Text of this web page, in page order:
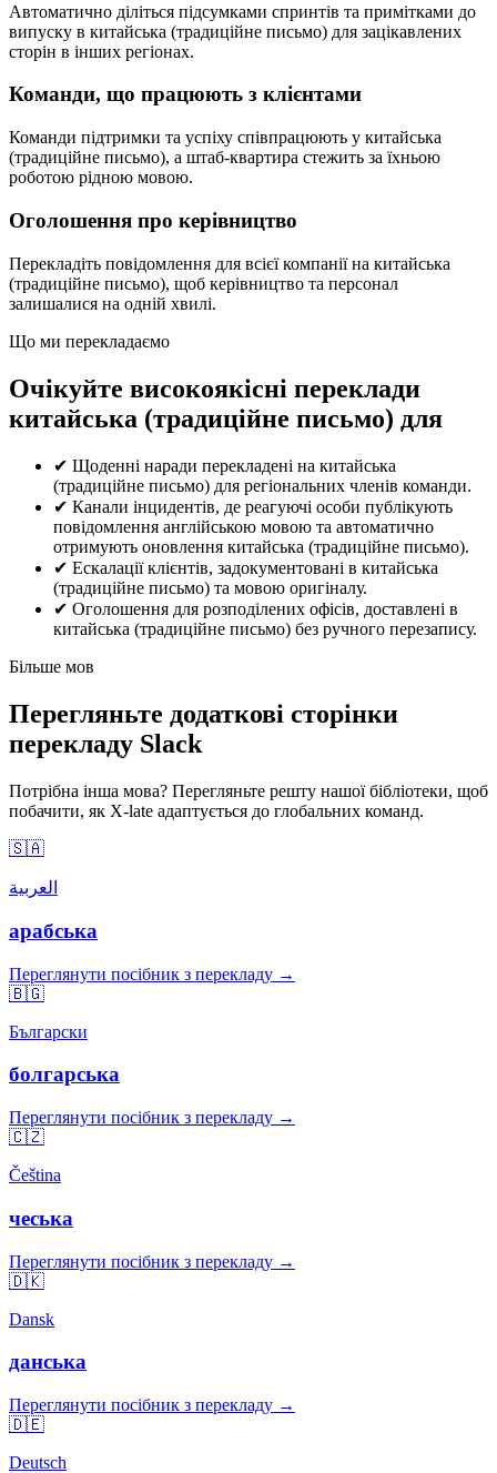
Автоматично діліться підсумками спринтів та примітками до
випуску в китайська (традиційне письмо) для зацікавлених
сторін в інших регіонах.
Команди, що працюють з клієнтами
Команди підтримки та успіху співпрацюють у китайська
(традиційне письмо), а штаб-квартира стежить за їхньою
роботою рідною мовою.
Оголошення про керівництво
Перекладіть повідомлення для всієї компанії на китайська
(традиційне письмо), щоб керівництво та персонал
залишалися на одній хвилі.
Що ми перекладаємо
Очікуйте високоякісні переклади
китайська (традиційне письмо) для
✔ Щоденні наради перекладені на китайська
(традиційне письмо) для регіональних членів команди.
✔ Канали інцидентів, де реагуючі особи публікують
повідомлення англійською мовою та автоматично
отримують оновлення китайська (традиційне письмо).
✔ Ескалації клієнтів, задокументовані в китайська
(традиційне письмо) та мовою оригіналу.
✔ Оголошення для розподілених офісів, доставлені в
китайська (традиційне письмо) без ручного перезапису.
Більше мов
Перегляньте додаткові сторінки
перекладу Slack
Потрібна інша мова? Перегляньте решту нашої бібліотеки, щоб
побачити, як X-late адаптується до глобальних команд.
🇸🇦
العربية
арабська
Переглянути посібник з перекладу →
🇧🇬
Български
болгарська
Переглянути посібник з перекладу →
🇨🇿
Čeština
чеська
Переглянути посібник з перекладу →
🇩🇰
Dansk
данська
Переглянути посібник з перекладу →
🇩🇪
Deutsch